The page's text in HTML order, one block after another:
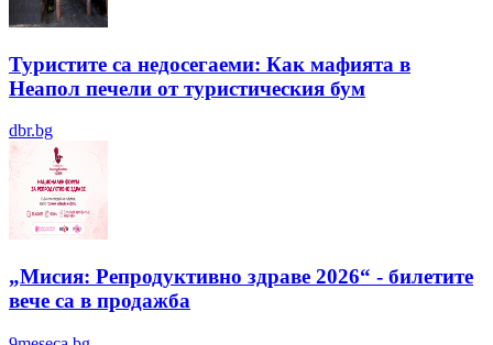
Туристите са недосегаеми: Как мафията в
Неапол печели от туристическия бум
dbr.bg
„Мисия: Репродуктивно здраве 2026“ - билетите
вече са в продажба